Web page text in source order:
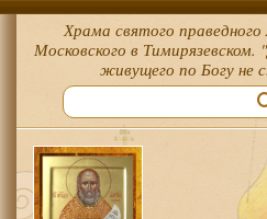
Храма святого праведного
Московского в
живущего по Богу не